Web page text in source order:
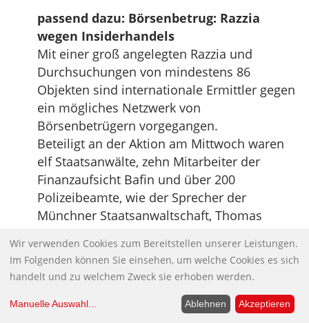
passend dazu: Börsenbetrug: Razzia
wegen Insiderhandels
Mit einer groß angelegten Razzia und
Durchsuchungen von mindestens 86
Objekten sind internationale Ermittler gegen
ein mögliches Netzwerk von
Börsenbetrügern vorgegangen.
Beteiligt an der Aktion am Mittwoch waren
elf Staatsanwälte, zehn Mitarbeiter der
Finanzaufsicht Bafin und über 200
Polizeibeamte, wie der Sprecher der
Münchner Staatsanwaltschaft, Thomas
sagte.
Insgesamt habe man 53 Objekte in
davon vier außerhalb Europas. Es werde
Wir verwenden Cookies zum Bereitstellen unserer Leistungen.
Im Folgenden können Sie einsehen, um welche Cookies es sich
handelt und zu welchem Zweck sie erhoben werden.
Manuelle Auswahl... Ablehnen Akzeptieren